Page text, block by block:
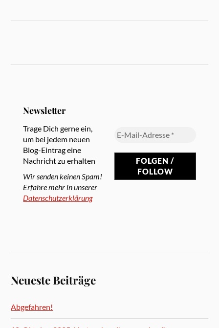
Newsletter
Trage Dich gerne ein,
um bei jedem neuen
Blog-Eintrag eine
Nachricht zu erhalten
Wir senden keinen Spam!
Erfahre mehr in unserer
Datenschutzerklärung
Neueste Beiträge
Abgefahren!